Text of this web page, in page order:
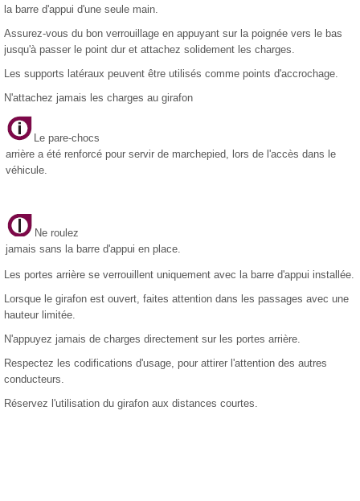
la barre d'appui d'une seule main.
Assurez-vous du bon verrouillage en appuyant sur la poignée vers le bas
jusqu'à passer le point dur et attachez solidement les charges.
Les supports latéraux peuvent être utilisés comme points d'accrochage.
N'attachez jamais les charges au girafon
Le pare-chocs
arrière a été renforcé pour servir de marchepied, lors de l'accès dans le
véhicule.
Ne roulez
jamais sans la barre d'appui en place.
Les portes arrière se verrouillent uniquement avec la barre d'appui installée.
Lorsque le girafon est ouvert, faites attention dans les passages avec une
hauteur limitée.
N'appuyez jamais de charges directement sur les portes arrière.
Respectez les codifications d'usage, pour attirer l'attention des autres
conducteurs.
Réservez l'utilisation du girafon aux distances courtes.